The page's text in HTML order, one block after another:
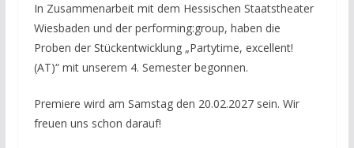
In Zusammenarbeit mit dem Hessischen Staatstheater
Wiesbaden und der performing:group, haben die
Proben der Stückentwicklung „Partytime, excellent!
(AT)“ mit unserem 4. Semester begonnen.
Premiere wird am Samstag den 20.02.2027 sein. Wir
freuen uns schon darauf!